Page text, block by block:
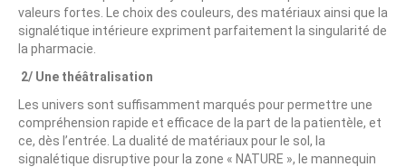
valeurs fortes. Le choix des couleurs, des matériaux ainsi que la
signalétique intérieure expriment parfaitement la singularité de
la pharmacie.
2/ Une théâtralisation
Les univers sont suffisamment marqués pour permettre une
compréhension rapide et efficace de la part de la patientèle, et
ce, dès l’entrée. La dualité de matériaux pour le sol, la
signalétique disruptive pour la zone « NATURE », le mannequin